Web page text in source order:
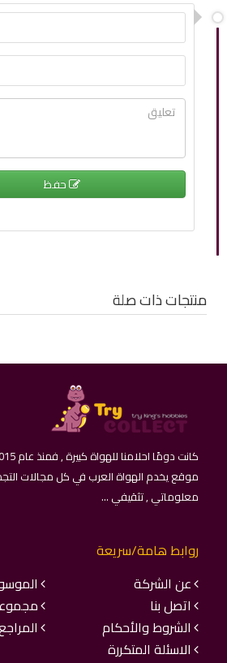
حفظ
منتجات ذات صلة
موقع يخدم الهواة العرب في كل مجالات
معلوماتي , تثقيفي ...
روابط هامة/سريعة
عن الشركة
اتصل بنا
الشروط والأحكام
الاسئلة المتكررة